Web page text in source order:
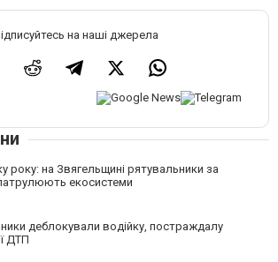
на наші джерела
року: на Звягельщині рятувальники за
екосистеми
деблокували водійку, постраждалу
ДТП